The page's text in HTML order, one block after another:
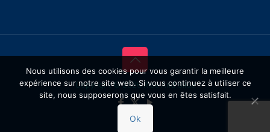
Copyright © 2026 Ride And Slide
Nous utilisons des cookies pour vous garantir la meilleure
expérience sur notre site web. Si vous continuez à utiliser ce
site, nous supposerons que vous en êtes satisfait.
Ok